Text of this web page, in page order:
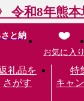
令和8年熊
と納
礼品を
さがす
特
キャ
お気に入り